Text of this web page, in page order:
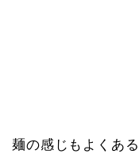
麺の感じもよくある